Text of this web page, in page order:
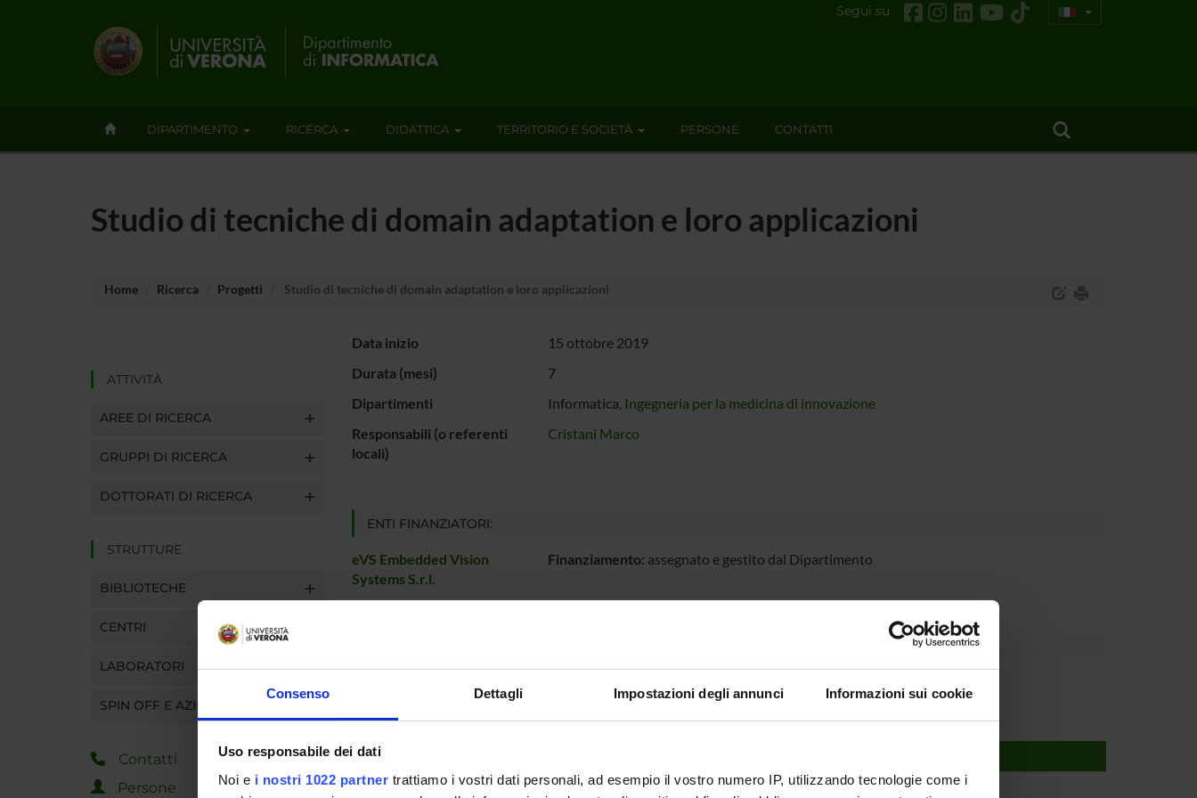
Consenso Dettagli Impostazioni degli annunci Informazioni sui cookie
Uso responsabile dei dati
Noi e i nostri 1022 partner trattiamo i vostri dati personali, ad esempio il vostro numero IP, utilizzando tecnologie come i
Segui su
DIPARTIMENTO RICERCA DIDATTICA TERRITORIO E SOCIETÀ PERSONE CONTATTI
Studio di tecniche di domain adaptation e loro applicazioni
Home Ricerca Progetti Studio di tecniche di domain adaptation e loro applicazioni
ATTIVITÀ
AREE DI RICERCA
GRUPPI DI RICERCA
DOTTORATI DI RICERCA
STRUTTURE
BIBLIOTECHE
CENTRI
LABORATORI
SPIN OFF E AZIENDE
Contatti
Persone
Data inizio
15 ottobre 2019
Durata (mesi)
7
Dipartimenti
Informatica, Ingegneria per la medicina di innovazione
Responsabili (o referenti
locali)
Cristani Marco
ENTI FINANZIATORI:
eVS Embedded Vision
Systems S.r.l.
Finanziamento: assegnato e gestito dal Dipartimento
AREE DI RICERCA COINVOLTE DAL PROGETTO
Intelligenza Artificiale